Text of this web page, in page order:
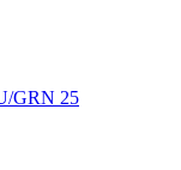
GRN 25